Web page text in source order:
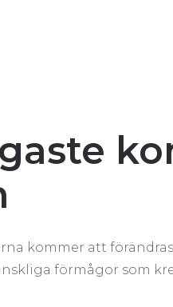
kommer att
förmågor som